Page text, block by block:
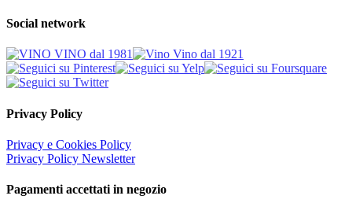
Social network
Privacy Policy
Privacy e Cookies Policy
Privacy Policy Newsletter
Pagamenti accettati in negozio